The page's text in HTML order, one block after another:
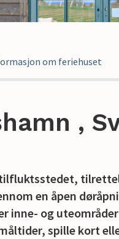
om feriehuset
,
tilfluktsstedet,
en åpen
inne- og
spille kort